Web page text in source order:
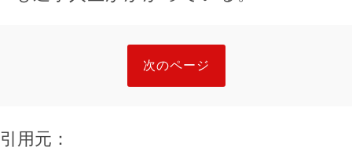
次のページ
引用元：